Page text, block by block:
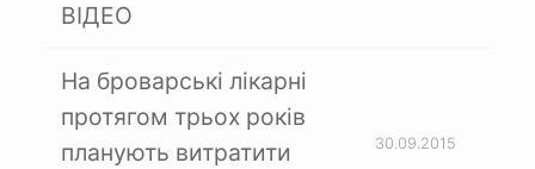
ВІДЕО
На броварські лікарні
протягом трьох років
планують витратити
30.09.2015